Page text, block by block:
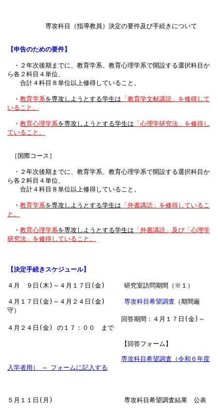
専攻科目（指導教員）決定の要件及び手続きについて
【申告のための要件】
・２年次後期までに、教育学系、教育心理学系で開設する選択科目か
ら各２科目４単位、
合計４科目８単位以上修得していること。
・ 教育学系を専攻しようとする学生は 「教育学文献講読」を修得して
いること。
・ 教育心理学系を専攻しようとする学生は 「心理学研究法」を修得し
ていること。
・２年次後期までに、教育学系、教育心理学系で開設する選択科目か
ら各２科目４単位、
合計４科目８単位以上修得していること。
・ 教育学系を専攻しようとする学生は 「外書講読」を修得しているこ
と。
・ 教育心理学系を専攻しようとする学生は 「外書講読」及び「心理学
研究法」を修得していること。
【決定手続きスケジュール】
４月　９日(木)～４月１７日(金)　　　研究室訪問期間（※１）
４月１７日(金)～４月２４日(金) 専攻科目希望調査 （期間厳
守）
回答期間：４月１７日(金)～
４月２４日(金) の１７：００　まで
【回答フォーム】
専攻科目希望調査（令和６年度
入学者用） – フォーム​に記入する
５月１１日(月)　　　　　　　　　　  専攻科目希望調査結果　公表